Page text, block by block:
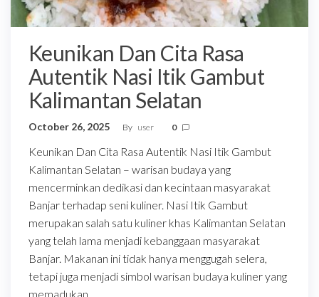
Keunikan Dan Cita Rasa
Autentik Nasi Itik Gambut
Kalimantan Selatan
October 26, 2025 By user 0
Keunikan Dan Cita Rasa Autentik Nasi Itik Gambut
Kalimantan Selatan – warisan budaya yang
mencerminkan dedikasi dan kecintaan masyarakat
Banjar terhadap seni kuliner. Nasi Itik Gambut
merupakan salah satu kuliner khas Kalimantan Selatan
yang telah lama menjadi kebanggaan masyarakat
Banjar. Makanan ini tidak hanya menggugah selera,
tetapi juga menjadi simbol warisan budaya kuliner yang
memadukan…